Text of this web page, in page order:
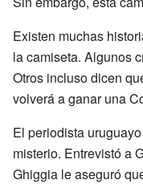
Existen muchas
la camiseta. Algunos
Otros incluso dicen
volverá a ganar una
El periodista
misterio. Entrevistó a
Ghiggia le aseguró